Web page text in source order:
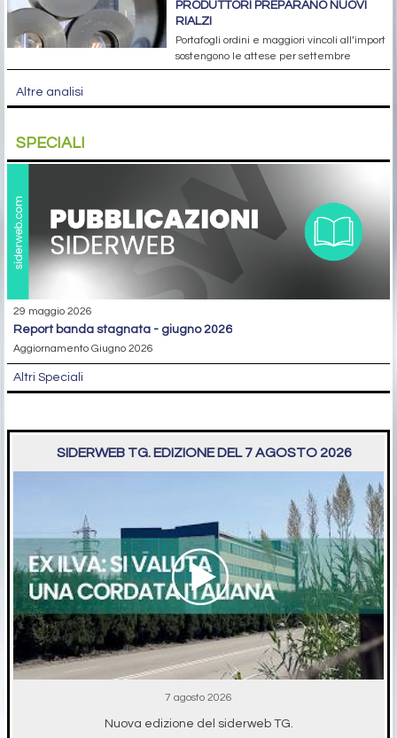
PRODUTTORI PREPARANO NUOVI
RIALZI
Portafogli ordini e maggiori vincoli all’import
sostengono le attese per settembre
Altre analisi
SPECIALI
29 maggio 2026
report banda stagnata - giugno 2026
Aggiornamento Giugno 2026
Altri Speciali
SIDERWEB TG. EDIZIONE DEL 7 AGOSTO 2026
7 agosto 2026
Nuova edizione del siderweb TG.